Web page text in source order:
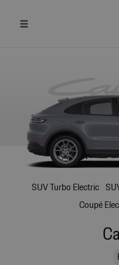
SUV Turbo Electric
Coupé